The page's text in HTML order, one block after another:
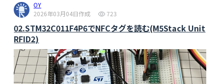
OY
2026年03月04日作成
723
02.STM32C011F4P6でNFCタグを読む(M5Stack Unit
RFID2)